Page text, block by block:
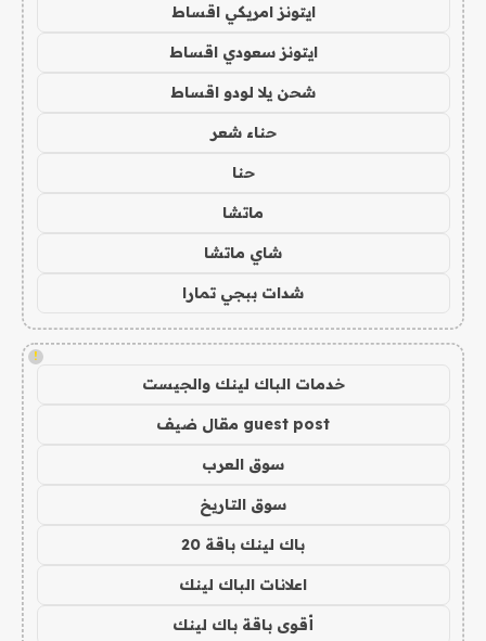
ايتونز امريكي اقساط
ايتونز سعودي اقساط
شحن يلا لودو اقساط
حناء شعر
حنا
ماتشا
شاي ماتشا
شدات ببجي تمارا
!
خدمات الباك لينك والجيست
guest post مقال ضيف
سوق العرب
سوق التاريخ
باك لينك باقة 20
اعلانات الباك لينك
أقوى باقة باك لينك